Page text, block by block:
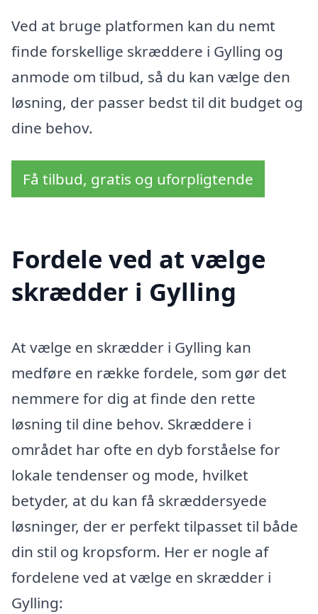
Ved at bruge platformen kan du nemt
finde forskellige skræddere i Gylling og
anmode om tilbud, så du kan vælge den
løsning, der passer bedst til dit budget og
dine behov.
Få tilbud, gratis og uforpligtende
Fordele ved at vælge
skrædder i Gylling
At vælge en skrædder i Gylling kan
medføre en række fordele, som gør det
nemmere for dig at finde den rette
løsning til dine behov. Skræddere i
området har ofte en dyb forståelse for
lokale tendenser og mode, hvilket
betyder, at du kan få skræddersyede
løsninger, der er perfekt tilpasset til både
din stil og kropsform. Her er nogle af
fordelene ved at vælge en skrædder i
Gylling: